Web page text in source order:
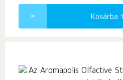
Kosárba 1